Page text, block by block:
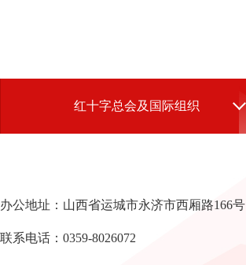
红十字总会及国际组织
办公地址：山西省运城市永济市西厢路166号
联系电话：0359-8026072